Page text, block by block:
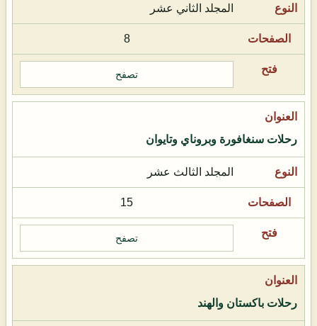
المجلد الثاني عشر
8
تصفح
رحلات سنغافورة وبروناي وتايوان
المجلد الثالث عشر
15
تصفح
رحلات باكستان والهند